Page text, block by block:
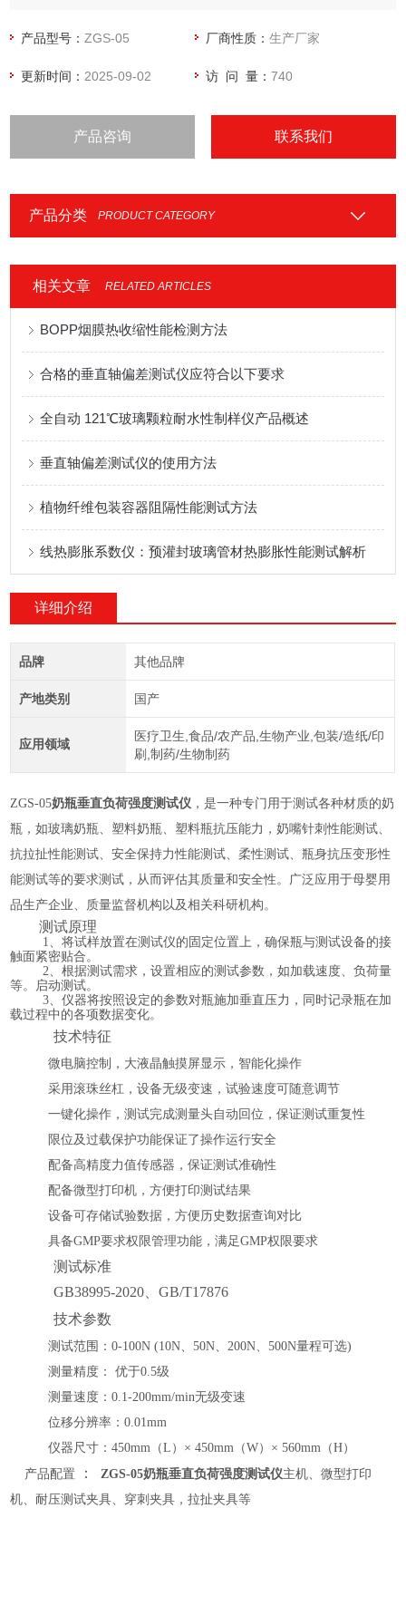
督机构以及相关科研机构。
产品型号：ZGS-05 厂商性质：生产厂家
更新时间： 2025-09-02 访 问 量：740
产品咨询 联系我们
产品分类 PRODUCT CATEGORY
相关文章 RELATED ARTICLES
BOPP烟膜热收缩性能检测方法
合格的垂直轴偏差测试仪应符合以下要求
全自动 121℃玻璃颗粒耐水性制样仪产品概述
垂直轴偏差测试仪的使用方法
植物纤维包装容器阻隔性能测试方法
线热膨胀系数仪：预灌封玻璃管材热膨胀性能测试解析
详细介绍
品牌 其他品牌
产地类别 国产
应用领域
医疗卫生,食品/农产品,生物产业,包装/造纸/印
刷,制药/生物制药
ZGS-05奶瓶垂直负荷强度测试仪 ，是一种专门用于测试各种材质的奶
瓶，如玻璃奶瓶、塑料奶瓶、塑料瓶抗压能力，奶嘴针刺性能测试、
抗拉扯性能测试、安全保持力性能测试、柔性测试、瓶身抗压变形性
能测试等的要求测试，从而评估其质量和安全性。 广泛应用于母婴用
品生产企业、质量监督机构以及相关科研机构。
测试原理
1、将试样放置在测试仪的固定位置上，确保瓶与测试设备的接
触面紧密贴合。
2、根据测试需求，设置相应的测试参数，如加载速度、负荷量
等。启动测试。
3、仪器将按照设定的参数对瓶施加垂直压力，同时记录瓶在加
载过程中的各项数据变化。
技术特征
微电脑控制 ， 大液晶触摸屏显示 ， 智能化操作
采用滚珠丝杠，设备无级变速，试验速度可随意调节
一键化操作，测试完成测量头自动回位，保证测试重复性
限位及过载保护功能保证了操作运行安全
配备高精度力值传感器，保证测试准确性
配备微型打印机，方便打印测试结果
设备可存储试验数据，方便历史数据查询对比
具备GMP要求权限管理功能，满足GMP权限要求
测试标准
GB38995-2020、GB/T17876
技术参数
测试范围：0-100N (10N、50N、200N、500N量程可选)
测量精度：
优于0.5级
测量速度：0.1-200mm/min无级变速
位移分辨率 ：0.01mm
仪器尺寸：450mm（L）×450mm（W） ×560mm（H）
产品配置
： ZGS-05奶瓶垂直负荷强度测试仪主机、微型打印
机、 耐压测试夹具、穿刺夹具，拉扯夹具等